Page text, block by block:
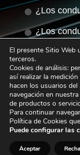
¿Los
¿Los
¿Los
agua u otra
¿Cómo
salidas del
¿Dónde
nuestro
El presente Sitio Web
terceros.
Cookies de análisis:
así realizar la
hacen los usuarios
navegación en
de productos o
Para continuar
Política de Cookies
Puede configurar las
Aceptar